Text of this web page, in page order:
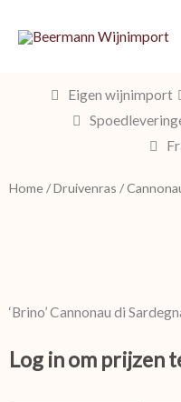
naar
Eigen wijnimport
Home/Druivenras /
‘Brino’ Cannonau di
Log in om prijzen